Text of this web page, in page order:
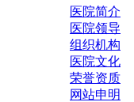
医院简介
医院领导
组织机构
医院文化
荣誉资质
网站申明